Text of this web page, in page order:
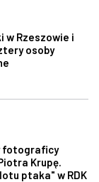
w Rzeszowie i
osoby
fotograficy
Krupę.
ptaka" w RDK